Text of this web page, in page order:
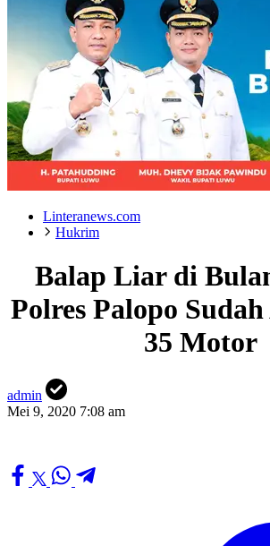
Linteranews.com
Hukrim
Balap Liar di
Polres Palopo
35 Motor
admin
Mei 9, 2020 7:08 am